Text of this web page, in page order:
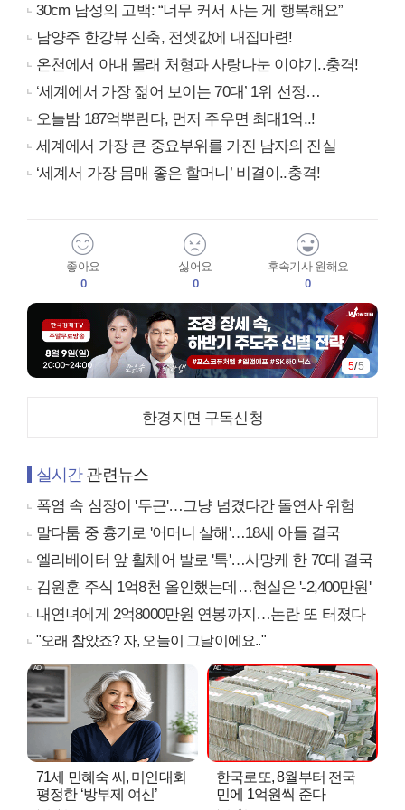
30cm 남성의 고백: “너무 커서 사는 게 행복해요”
남양주 한강뷰 신축, 전셋값에 내집마련!
온천에서 아내 몰래 처형과 사랑나눈 이야기..충격!
‘세계에서 가장 젊어 보이는 70대’ 1위 선정…
오늘밤 187억뿌린다, 먼저 주우면 최대1억..!
세계에서 가장 큰 중요부위를 가진 남자의 진실
‘세계서 가장 몸매 좋은 할머니’ 비결이..충격!
좋아요
0
싫어요
0
후속기사 원해요
0
5/5
한경지면 구독신청
실시간관련뉴스
폭염 속 심장이 '두근'…그냥 넘겼다간 돌연사 위험
말다툼 중 흉기로 '어머니 살해'…18세 아들 결국
엘리베이터 앞 휠체어 발로 '툭'…사망케 한 70대 결국
김원훈 주식 1억8천 올인했는데…현실은 '-2,400만원'
내연녀에게 2억8000만원 연봉까지…논란 또 터졌다
"오래 참았죠? 자, 오늘이 그날이에요.."
71세 민혜숙 씨, 미인대회
평정한 ‘방부제 여신’
한국로또, 8월부터 전국
민에 1억원씩 준다